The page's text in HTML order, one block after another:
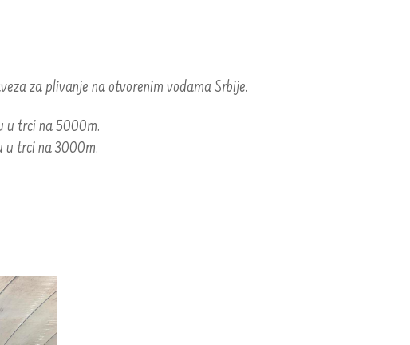
za plivanje na otvorenim vodama Srbije.
u trci na 5000m.
u trci na 3000m.